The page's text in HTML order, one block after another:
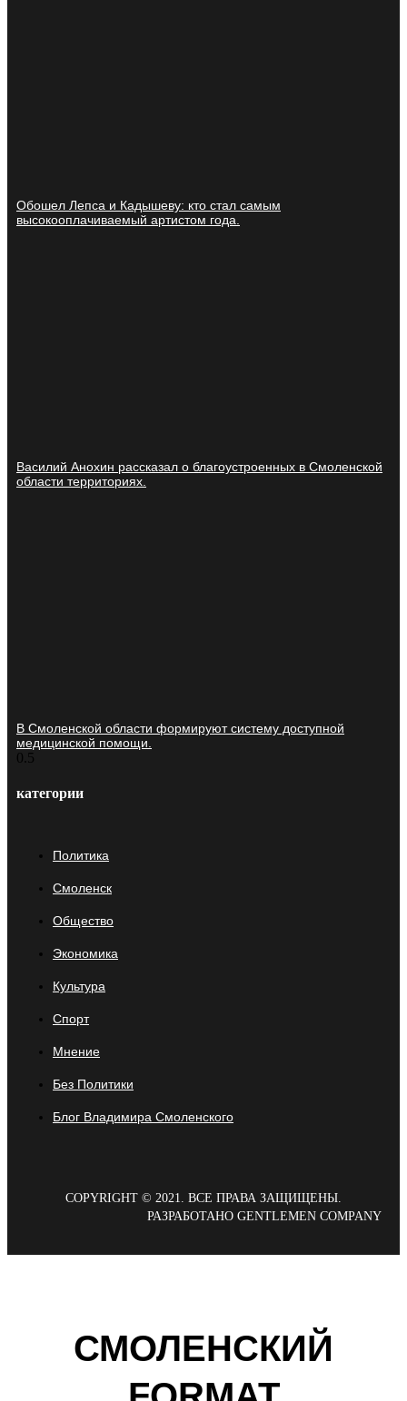
Обошел Лепса и Кадышеву: кто стал самым
высокооплачиваемый артистом года.
Василий Анохин рассказал о благоустроенных в Смоленской
области территориях.
В Смоленской области формируют систему доступной
медицинской помощи.
категории
Политика
Смоленск
Общество
Экономика
Культура
Спорт
Мнение
Без Политики
Блог Владимира Смоленского
COPYRIGHT © 2021. ВСЕ ПРАВА ЗАЩИЩЕНЫ.
РАЗРАБОТАНО GENTLEMEN COMPANY
СМОЛЕНСКИЙ